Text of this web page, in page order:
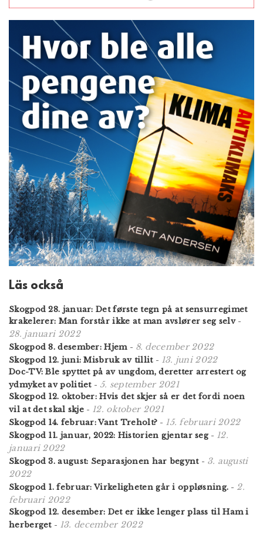
Läs också
Skogpod 28. januar: Det første tegn på at sensurregimet
krakelerer: Man forstår ikke at man avslører seg selv-
28. januari 2022
Skogpod 8. desember: Hjem- 8. december 2022
Skogpod 12. juni: Misbruk av tillit- 13. juni 2022
Doc-TV: Ble spyttet på av ungdom, deretter arrestert og
ydmyket av politiet- 5. september 2021
Skogpod 12. oktober: Hvis det skjer så er det fordi noen
vil at det skal skje - 12. oktober 2021
Skogpod 14. februar: Vant Treholt? - 15. februari 2022
Skogpod 11. januar, 2022: Historien gjentar seg- 12.
januari 2022
Skogpod 3. august: Separasjonen har begynt- 3. augusti
2022
Skogpod 1. februar: Virkeligheten går i oppløsning. - 2.
februari 2022
Skogpod 12. desember: Det er ikke lenger plass til Ham i
herberget- 13. december 2022